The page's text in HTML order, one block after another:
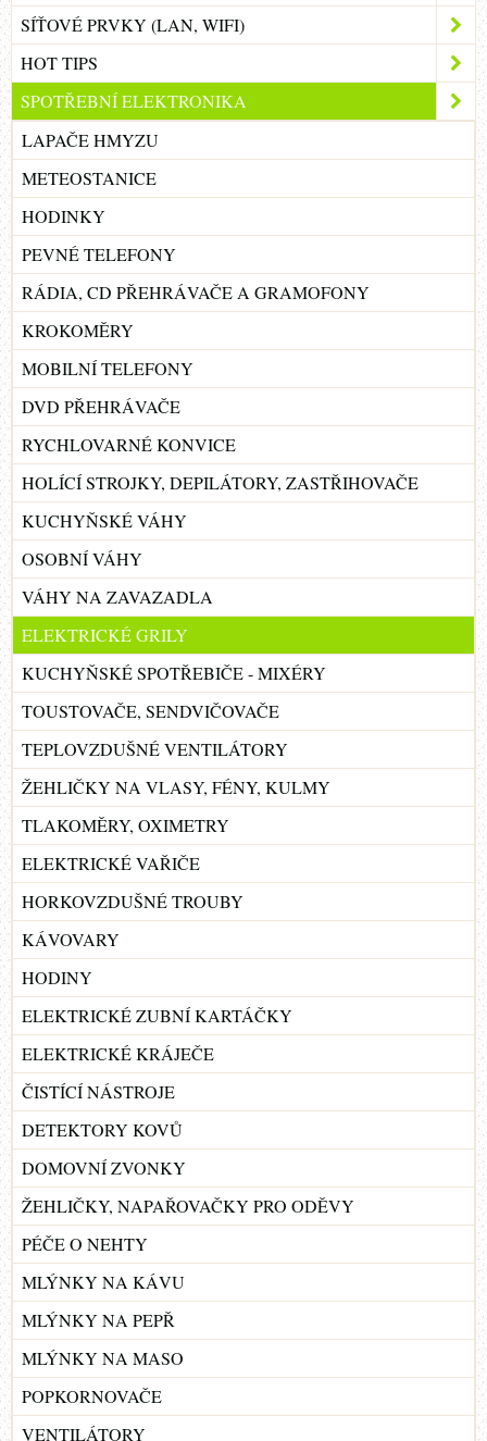
SÍŤOVÉ PRVKY (LAN, WIFI)
HOT TIPS
SPOTŘEBNÍ ELEKTRONIKA
LAPAČE HMYZU
METEOSTANICE
HODINKY
PEVNÉ TELEFONY
RÁDIA, CD PŘEHRÁVAČE A GRAMOFONY
KROKOMĚRY
MOBILNÍ TELEFONY
DVD PŘEHRÁVAČE
RYCHLOVARNÉ KONVICE
HOLÍCÍ STROJKY, DEPILÁTORY, ZASTŘIHOVAČE
KUCHYŇSKÉ VÁHY
OSOBNÍ VÁHY
VÁHY NA ZAVAZADLA
ELEKTRICKÉ GRILY
KUCHYŇSKÉ SPOTŘEBIČE - MIXÉRY
TOUSTOVAČE, SENDVIČOVAČE
TEPLOVZDUŠNÉ VENTILÁTORY
ŽEHLIČKY NA VLASY, FÉNY, KULMY
TLAKOMĚRY, OXIMETRY
ELEKTRICKÉ VAŘIČE
HORKOVZDUŠNÉ TROUBY
KÁVOVARY
HODINY
ELEKTRICKÉ ZUBNÍ KARTÁČKY
ELEKTRICKÉ KRÁJEČE
ČISTÍCÍ NÁSTROJE
DETEKTORY KOVŮ
DOMOVNÍ ZVONKY
ŽEHLIČKY, NAPAŘOVAČKY PRO ODĚVY
PÉČE O NEHTY
MLÝNKY NA KÁVU
MLÝNKY NA PEPŘ
MLÝNKY NA MASO
POPKORNOVAČE
VENTILÁTORY